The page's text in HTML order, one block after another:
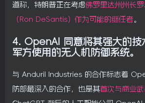
道称，特朗普正在考虑佛罗里达州州长
（Ron DeSantis）作为可能的继任者
4. OpenAI 同意将其强大的技
军方使用的无人机防御系统。
与 Anduril Industries 的合作标志着
防部最深入的合作，也是其首次与商业